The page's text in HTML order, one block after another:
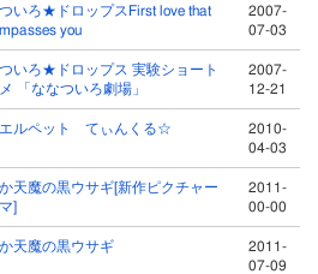
いろ★ドロップスFirst love that
you
2007-
07-03
いろ★ドロップス 実験ショート
「ななついろ劇場」
2007-
12-21
ルペット てぃんくる☆
2010-
04-03
天魔の黒ウサギ[新作ピクチャー
]
2011-
00-00
天魔の黒ウサギ
2011-
07-09